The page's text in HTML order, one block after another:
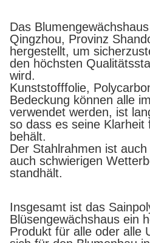
Das
Qingzhou, Provinz
hergestellt, um
den höchsten
wird.
Kunststofffolie,
Bedeckung können alle
verwendet werden, ist
so dass es seine Klarheit
behält.
Der Stahlrahmen ist
auch schwierigen
standhält.
Insgesamt ist das
Blüsengewächshaus ein
Produkt für alle oder alle